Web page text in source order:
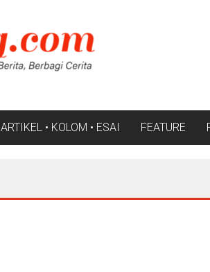
ARTIKEL • KOLOM • ESAI FEATURE